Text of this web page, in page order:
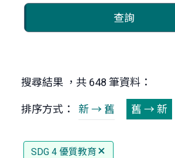
查詢
搜尋結果 ，共 648 筆資料：
排序方式： 新 → 舊 舊 → 新
SDG 4 優質教育